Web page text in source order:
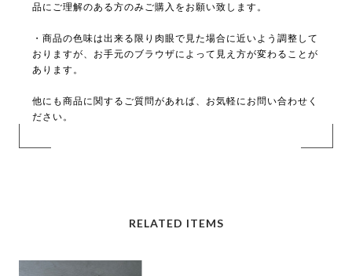
品にご理解のある方のみご購入をお願い致します。
・商品の色味は出来る限り肉眼で見た場合に近いよう調整して
おりますが、お手元のブラウザによって見え方が変わることが
あります。
他にも商品に関するご質問があれば、お気軽にお問い合わせく
ださい。
RELATED ITEMS